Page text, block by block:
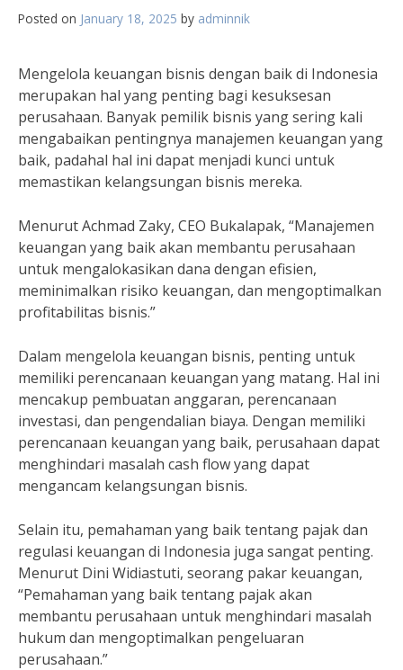
Posted on January 18, 2025 by adminnik
Mengelola keuangan bisnis dengan baik di Indonesia
merupakan hal yang penting bagi kesuksesan
perusahaan. Banyak pemilik bisnis yang sering kali
mengabaikan pentingnya manajemen keuangan yang
baik, padahal hal ini dapat menjadi kunci untuk
memastikan kelangsungan bisnis mereka.
Menurut Achmad Zaky, CEO Bukalapak, “Manajemen
keuangan yang baik akan membantu perusahaan
untuk mengalokasikan dana dengan efisien,
meminimalkan risiko keuangan, dan mengoptimalkan
profitabilitas bisnis.”
Dalam mengelola keuangan bisnis, penting untuk
memiliki perencanaan keuangan yang matang. Hal ini
mencakup pembuatan anggaran, perencanaan
investasi, dan pengendalian biaya. Dengan memiliki
perencanaan keuangan yang baik, perusahaan dapat
menghindari masalah cash flow yang dapat
mengancam kelangsungan bisnis.
Selain itu, pemahaman yang baik tentang pajak dan
regulasi keuangan di Indonesia juga sangat penting.
Menurut Dini Widiastuti, seorang pakar keuangan,
“Pemahaman yang baik tentang pajak akan
membantu perusahaan untuk menghindari masalah
hukum dan mengoptimalkan pengeluaran
perusahaan.”